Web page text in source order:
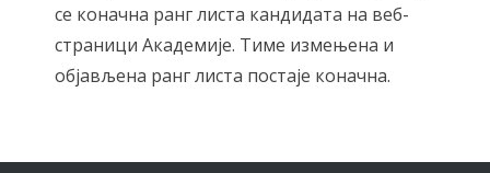
се коначна ранг листа кандидата на веб-
страници Академије. Тиме измењена и
објављена ранг листа постаје коначна.